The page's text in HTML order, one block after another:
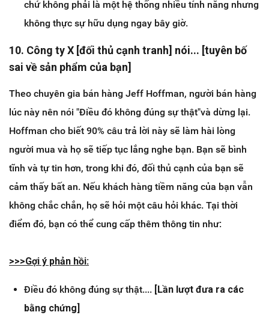
chứ không phải là một hệ thống nhiều tính năng nhưng
không thực sự hữu dụng ngay bây giờ.
10. Công ty X [đối thủ cạnh tranh] nói... [tuyên bố
sai về sản phẩm của bạn]
Theo chuyên gia bán hàng Jeff Hoffman, người bán hàng
lúc này nên nói "Điều đó không đúng sự thật"và dừng lại.
Hoffman cho biết 90% câu trả lời này sẽ làm hài lòng
người mua và họ sẽ tiếp tục lắng nghe bạn. Bạn sẽ bình
tĩnh và tự tin hơn, trong khi đó, đối thủ cạnh của bạn sẽ
cảm thấy bất an. Nếu khách hàng tiềm năng của bạn vẫn
không chắc chắn, họ sẽ hỏi một câu hỏi khác. Tại thời
điểm đó, bạn có thể cung cấp thêm thông tin như:
>>>​Gợi ý phản hồi:
Điều đó không đúng sự thật.... [Lần lượt đưa ra các
bằng chứng]